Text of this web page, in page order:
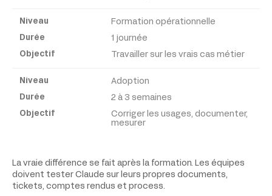
Objectif Formation opérationnelle
1 journée
Travailler sur les vrais cas métier
Adoption
2 à 3 semaines
Corriger les usages, documenter,
mesurer
La vraie différence se fait après la formation. Les équipes
doivent tester Claude sur leurs propres documents,
tickets, comptes rendus et process.